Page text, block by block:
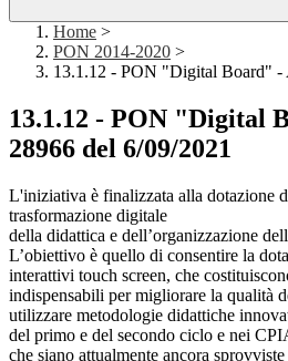
Home >
PON 2014-2020 >
13.1.12 - PON "Digital Board" -
13.1.12 - PON "Digital
28966 del 6/09/2021
L'iniziativa è finalizzata alla dotazione
trasformazione digitale
della didattica e dell’organizzazione
L’obiettivo è quello di consentire la
interattivi touch screen, che
indispensabili per migliorare la qualità
utilizzare metodologie didattiche
del primo e del secondo ciclo e nei
che siano attualmente ancora